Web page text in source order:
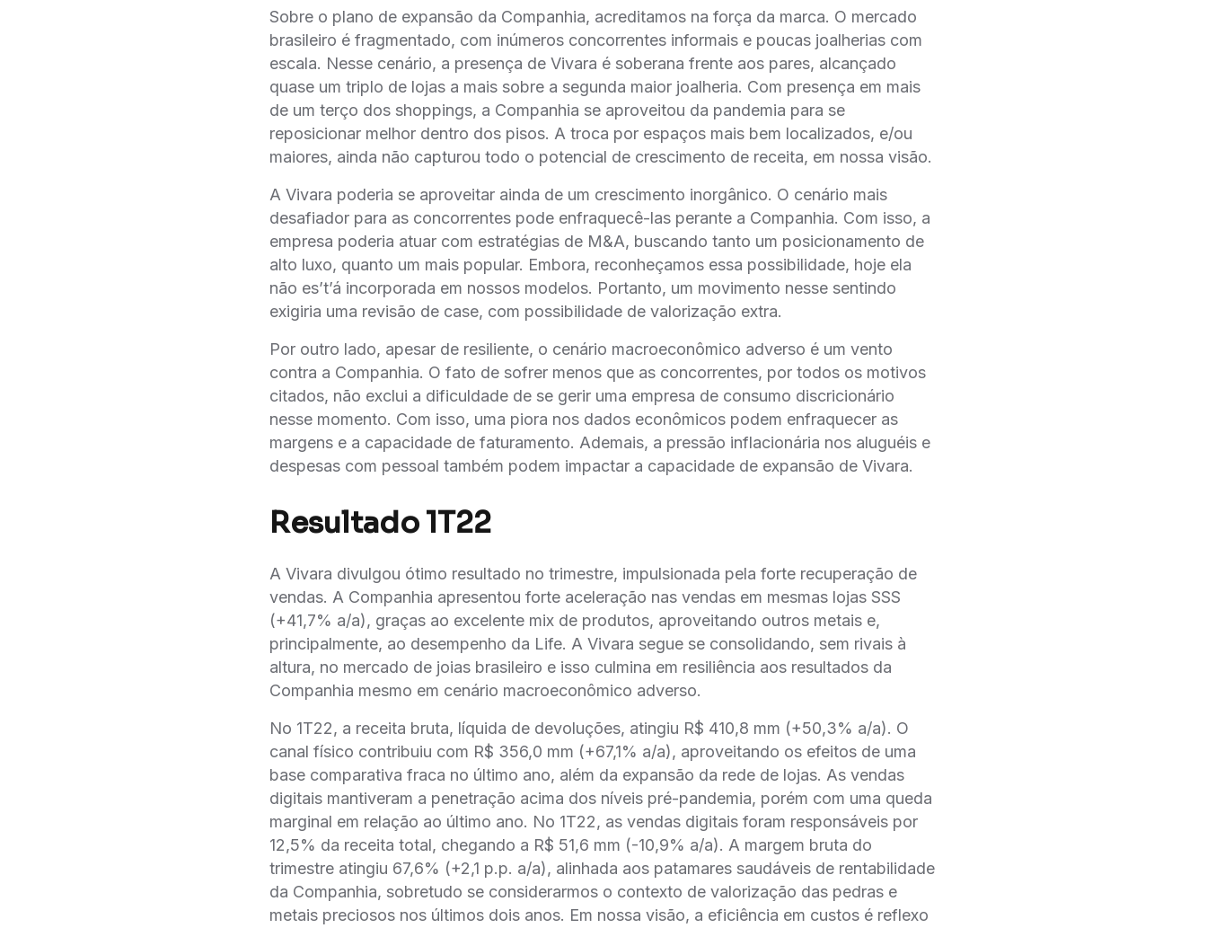
Sobre o plano de expansão da Companhia, acreditamos na força da marca. O mercado
brasileiro é fragmentado, com inúmeros concorrentes informais e poucas joalherias com
escala. Nesse cenário, a presença de Vivara é soberana frente aos pares, alcançado
quase um triplo de lojas a mais sobre a segunda maior joalheria. Com presença em mais
de um terço dos shoppings, a Companhia se aproveitou da pandemia para se
reposicionar melhor dentro dos pisos. A troca por espaços mais bem localizados, e/ou
maiores, ainda não capturou todo o potencial de crescimento de receita, em nossa visão.
A Vivara poderia se aproveitar ainda de um crescimento inorgânico. O cenário mais
desafiador para as concorrentes pode enfraquecê-las perante a Companhia. Com isso, a
empresa poderia atuar com estratégias de M&A, buscando tanto um posicionamento de
alto luxo, quanto um mais popular. Embora, reconheçamos essa possibilidade, hoje ela
não es’t’á incorporada em nossos modelos. Portanto, um movimento nesse sentindo
exigiria uma revisão de case, com possibilidade de valorização extra.
Por outro lado, apesar de resiliente, o cenário macroeconômico adverso é um vento
contra a Companhia. O fato de sofrer menos que as concorrentes, por todos os motivos
citados, não exclui a dificuldade de se gerir uma empresa de consumo discricionário
nesse momento. Com isso, uma piora nos dados econômicos podem enfraquecer as
margens e a capacidade de faturamento. Ademais, a pressão inflacionária nos aluguéis e
despesas com pessoal também podem impactar a capacidade de expansão de Vivara.
Resultado 1T22
A Vivara divulgou ótimo resultado no trimestre, impulsionada pela forte recuperação de
vendas. A Companhia apresentou forte aceleração nas vendas em mesmas lojas SSS
(+41,7% a/a), graças ao excelente mix de produtos, aproveitando outros metais e,
principalmente, ao desempenho da Life. A Vivara segue se consolidando, sem rivais à
altura, no mercado de joias brasileiro e isso culmina em resiliência aos resultados da
Companhia mesmo em cenário macroeconômico adverso.
No 1T22, a receita bruta, líquida de devoluções, atingiu R$ 410,8 mm (+50,3% a/a). O
canal físico contribuiu com R$ 356,0 mm (+67,1% a/a), aproveitando os efeitos de uma
base comparativa fraca no último ano, além da expansão da rede de lojas. As vendas
digitais mantiveram a penetração acima dos níveis pré-pandemia, porém com uma queda
marginal em relação ao último ano. No 1T22, as vendas digitais foram responsáveis por
12,5% da receita total, chegando a R$ 51,6 mm (-10,9% a/a). A margem bruta do
trimestre atingiu 67,6% (+2,1 p.p. a/a), alinhada aos patamares saudáveis de rentabilidade
da Companhia, sobretudo se considerarmos o contexto de valorização das pedras e
metais preciosos nos últimos dois anos. Em nossa visão, a eficiência em custos é reflexo